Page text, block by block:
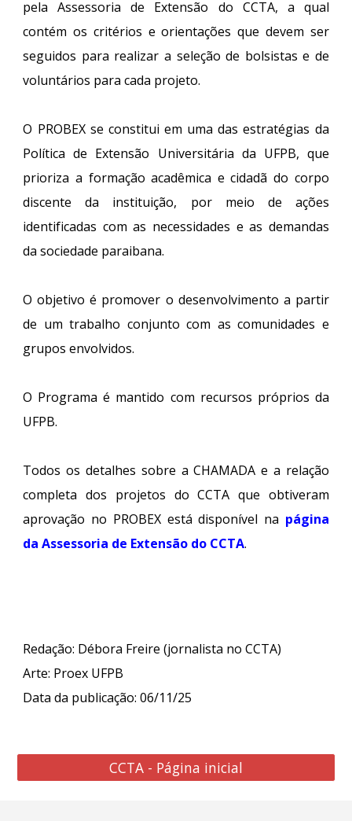
pela Assessoria de Extensão do CCTA, a qual
contém os critérios e orientações que devem ser
seguidos para realizar a seleção de bolsistas e de
voluntários para cada projeto.
O PROBEX se constitui em uma das estratégias da
Política de Extensão Universitária da UFPB, que
prioriza a formação acadêmica e cidadã do corpo
discente da instituição, por meio de ações
identificadas com as necessidades e as demandas
da sociedade paraibana.
O objetivo é promover o desenvolvimento a partir
de um trabalho conjunto com as comunidades e
grupos envolvidos.
O Programa é mantido com recursos próprios da
UFPB.
Todos os detalhes sobre aCHAMADAe a relação
completa dos projetos do CCTA que obtiveram
aprovação no PROBEX está disponível na página
da Assessoria de Extensão do CCTA.
Redação: Débora Freire (jornalista no CCTA)
Arte: Proex UFPB
Data da publicação: 06/11/25
CCTA - Página inicial